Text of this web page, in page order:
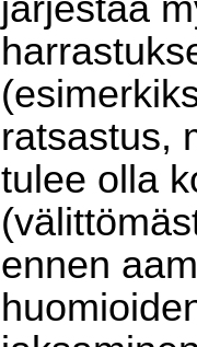
järjestää
ratsastus,
tulee olla
ennen